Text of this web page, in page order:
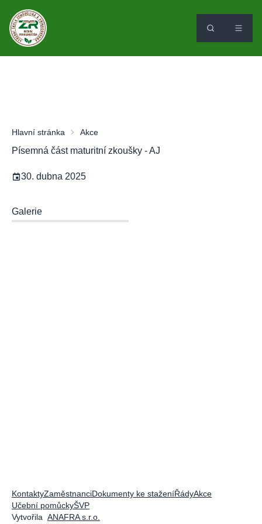
Hlavní stránka Akce
Písemná část maturitní zkoušky - AJ
30. dubna 2025
Galerie
KontaktyZaměstnanciDokumenty ke staženíŘádyAkce
Učební pomůckyŠVP
Vytvořila ANAFRA s.r.o.